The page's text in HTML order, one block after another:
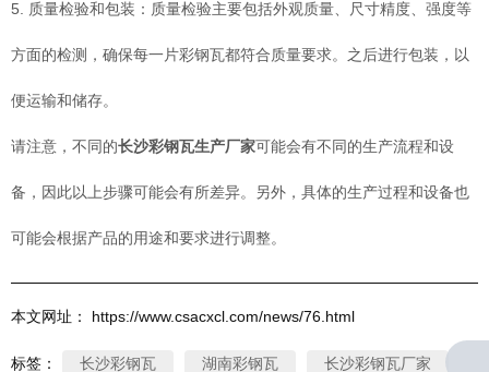
5. 质量检验和包装：质量检验主要包括外观质量、尺寸精度、强度等
方面的检测，确保每一片彩钢瓦都符合质量要求。之后进行包装，以
便运输和储存。
请注意，不同的长沙彩钢瓦生产厂家可能会有不同的生产流程和设
备，因此以上步骤可能会有所差异。另外，具体的生产过程和设备也
可能会根据产品的用途和要求进行调整。
本文网址： https://www.csacxcl.com/news/76.html
标签： 长沙彩钢瓦 湖南彩钢瓦 长沙彩钢瓦厂家